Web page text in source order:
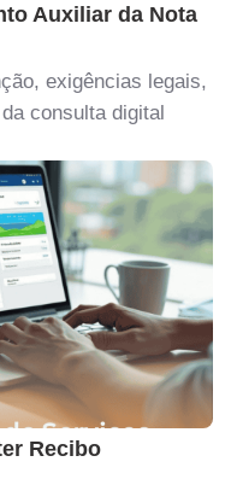
Auxiliar da Nota
exigências legais,
consulta digital
Recibo